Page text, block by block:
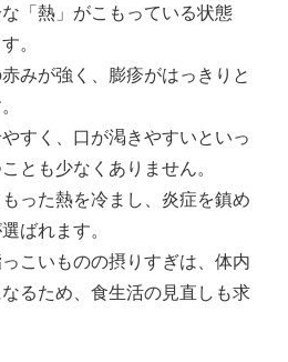
「熱」がこもっている状態
。
みが強く、膨疹がはっきりと
すく、口が渇きやすいといっ
とも少なくありません。
った熱を冷まし、炎症を鎮め
ばれます。
こいものの摂りすぎは、体内
るため、食生活の見直しも求